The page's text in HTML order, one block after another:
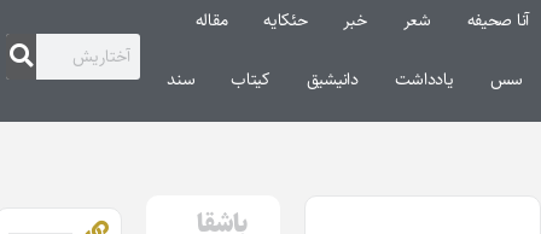
آنا صحیفه شعر خبر حئکایه مقاله‌
سس یادداشت دانیشیق کیتاب سند
باشقا